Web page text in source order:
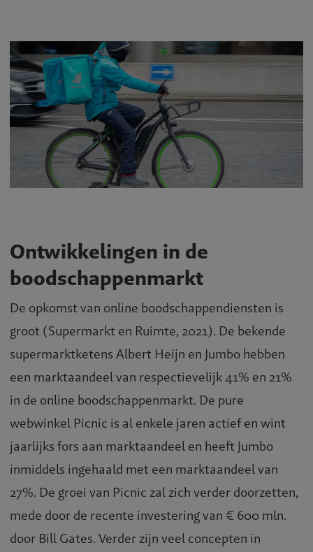
Ontwikkelingen in de
boodschappenmarkt
De opkomst van online boodschappendiensten is
groot (Supermarkt en Ruimte, 2021). De bekende
supermarktketens Albert Heijn en Jumbo hebben
een marktaandeel van respectievelijk 41% en 21%
in de online boodschappenmarkt. De pure
webwinkel Picnic is al enkele jaren actief en wint
jaarlijks fors aan marktaandeel en heeft Jumbo
inmiddels ingehaald met een marktaandeel van
27%. De groei van Picnic zal zich verder doorzetten,
mede door de recente investering van € 600 mln.
door Bill Gates. Verder zijn veel concepten in